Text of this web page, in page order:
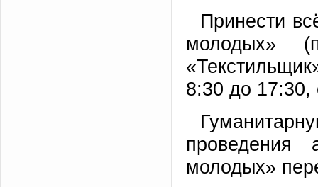
Принести
молодых»
8:30 до 17:30,
проведения
молодых»